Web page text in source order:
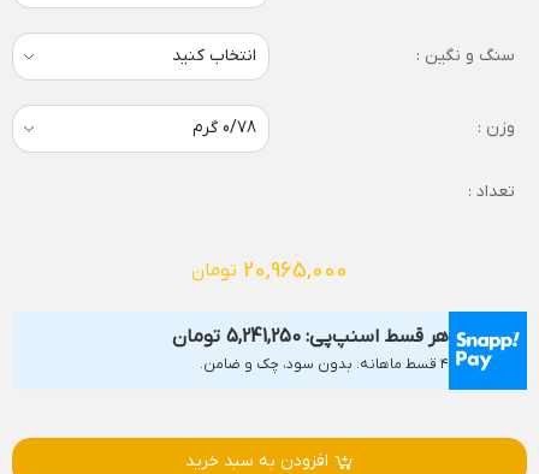
سنگ و نگین :
وزن :
تعداد :
20,965,000 تومان
هر قسط اسنپ‌پی: 5,241,250 تومان
۴ قسط ماهانه. بدون سود، چک و ضامن.
افزودن به سبد خرید